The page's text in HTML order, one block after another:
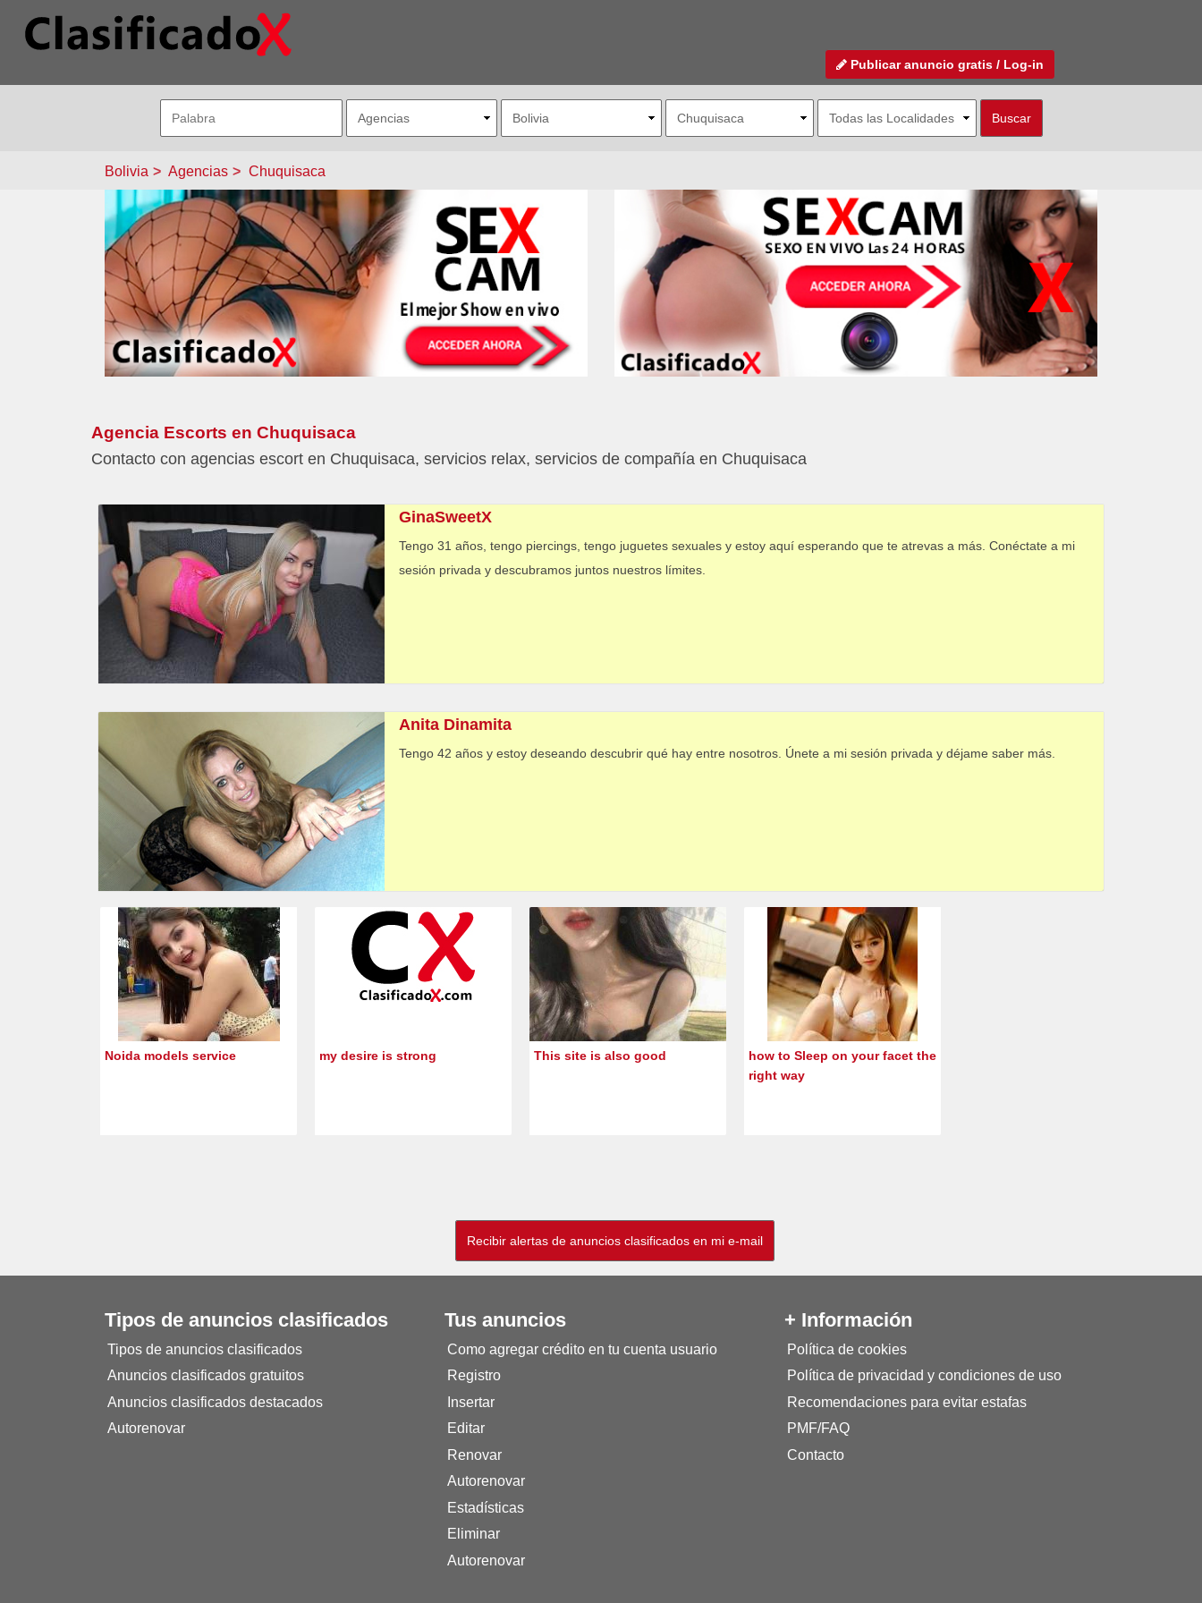
Publicar anuncio gratis / Log-in
Bolivia Agencias Chuquisaca
Agencia Escorts en Chuquisaca
Contacto con agencias escort en Chuquisaca, servicios relax, servicios de compañía en Chuquisaca
GinaSweetX
Tengo 31 años, tengo piercings, tengo juguetes sexuales y estoy aquí esperando que te atrevas a más. Conéctate a mi
sesión privada y descubramos juntos nuestros límites.
Anita Dinamita
Tengo 42 años y estoy deseando descubrir qué hay entre nosotros. Únete a mi sesión privada y déjame saber más.
Noida models service my desire is strong This site is also good
how to Sleep on your facet the
right way
Tipos de anuncios clasificados
Tipos de anuncios clasificados
Anuncios clasificados gratuitos
Anuncios clasificados destacados
Autorenovar
Tus anuncios
Como agregar crédito en tu cuenta usuario
Registro
Insertar
Editar
Renovar
Autorenovar
Estadísticas
Eliminar
Autorenovar
+ Información
Política de cookies
Política de privacidad y condiciones de uso
Recomendaciones para evitar estafas
PMF/FAQ
Contacto